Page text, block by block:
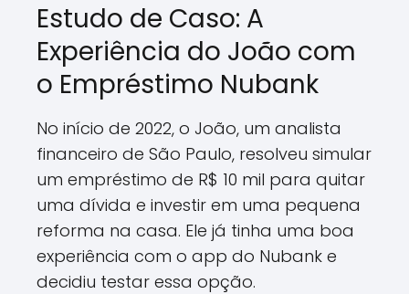
Estudo de Caso: A
Experiência do João com
o Empréstimo Nubank
No início de 2022, o João, um analista
financeiro de São Paulo, resolveu simular
um empréstimo de R$ 10 mil para quitar
uma dívida e investir em uma pequena
reforma na casa. Ele já tinha uma boa
experiência com o app do Nubank e
decidiu testar essa opção.